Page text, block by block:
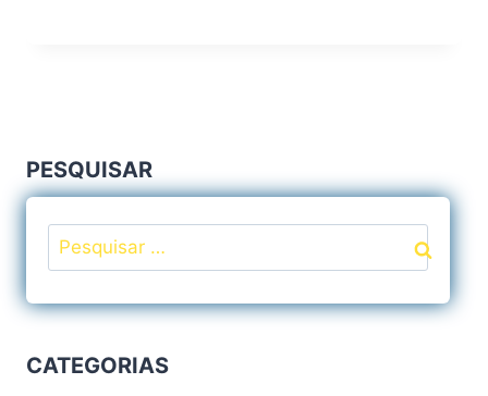
PESQUISAR
Pesquisar
por:
CATEGORIAS